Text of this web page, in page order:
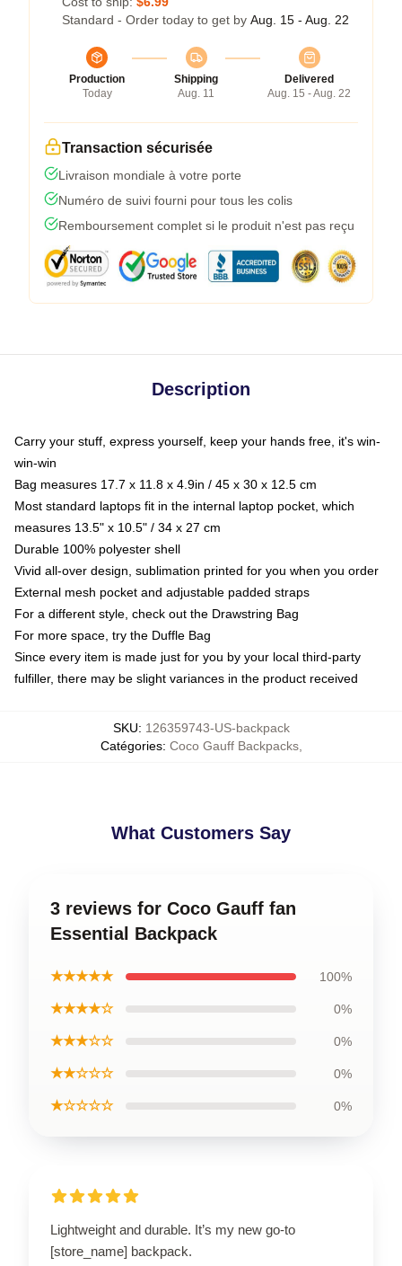
Standard - Order today to get by Aug. 15 - Aug. 22
Production
Today
Shipping
Aug. 11
Delivered
Aug. 15 - Aug. 22
Transaction sécurisée
Livraison mondiale à votre porte
Numéro de suivi fourni pour tous les colis
Remboursement complet si le produit n'est pas reçu
Description
Carry your stuff, express yourself, keep your hands free, it's win-
win-win
Bag measures 17.7 x 11.8 x 4.9in / 45 x 30 x 12.5 cm
Most standard laptops fit in the internal laptop pocket, which
measures 13.5" x 10.5" / 34 x 27 cm
Durable 100% polyester shell
Vivid all-over design, sublimation printed for you when you order
External mesh pocket and adjustable padded straps
For a different style, check out the Drawstring Bag
For more space, try the Duffle Bag
Since every item is made just for you by your local third-party
fulfiller, there may be slight variances in the product received
SKU: 126359743-US-backpack
Catégories: Coco Gauff Backpacks,
What Customers Say
3 reviews for Coco Gauff fan
Essential Backpack
★★★★★ 100%
★★★★☆ 0%
★★★☆☆ 0%
★★☆☆☆ 0%
★☆☆☆☆ 0%
Lightweight and durable. It’s my new go-to
[store_name] backpack.